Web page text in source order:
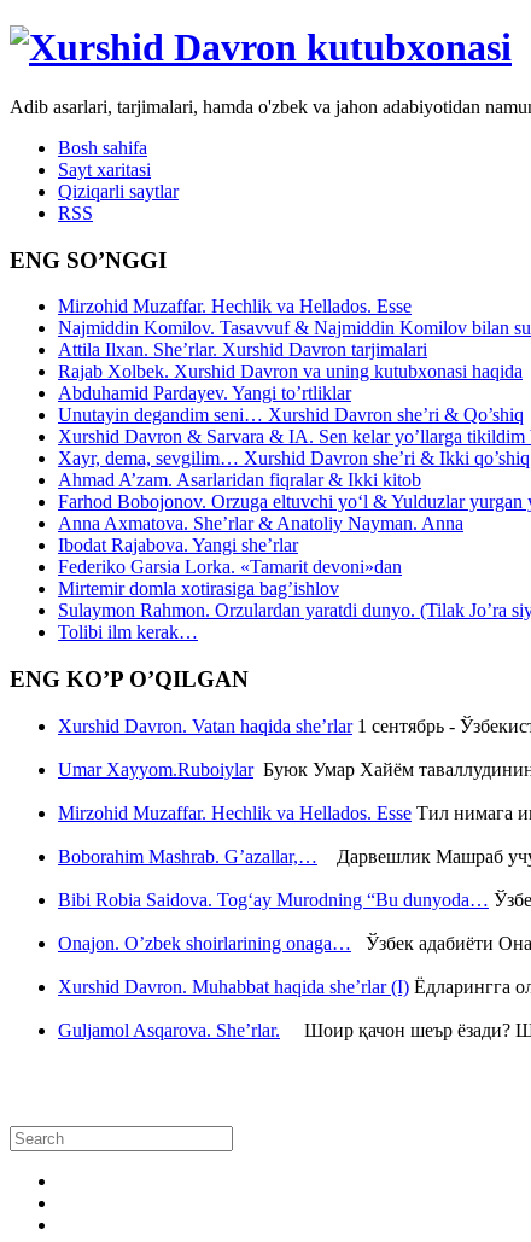
Adib asarlari, tarjimalari, hamda o'zbek va jahon adabiyotidan
Bosh sahifa
Sayt xaritasi
Qiziqarli saytlar
RSS
ENG SO’NGGI
Mirzohid Muzaffar. Hechlik va Hellados. Esse
Najmiddin Komilov. Tasavvuf & Najmiddin Komilov bilan
Attila Ilxan. She’rlar. Xurshid Davron tarjimalari
Rajab Xolbek. Xurshid Davron va uning kutubxonasi haqida
Abduhamid Pardayev. Yangi to’rtliklar
Unutayin degandim seni… Xurshid Davron she’ri & Qo’shiq
Xurshid Davron & Sarvara & IA. Sen kelar yo’llarga
Xayr, dema, sevgilim… Xurshid Davron she’ri & Ikki qo’shiq
Ahmad A’zam. Asarlaridan fiqralar & Ikki kitob
Farhod Bobojonov. Orzuga eltuvchi yo‘l & Yulduzlar yurgan
Anna Axmatova. She’rlar & Anatoliy Nayman. Anna
Ibodat Rajabova. Yangi she’rlar
Federiko Garsia Lorka. «Tamarit devoni»dan
Mirtemir domla xotirasiga bag’ishlov
Sulaymon Rahmon. Orzulardan yaratdi dunyo. (Tilak Jo’ra
Tolibi ilm kerak…
ENG KO’P O’QILGAN
Xurshid Davron. Vatan haqida she’rlar1 сентябрь -
Umar Xayyom.RuboiylarБуюк Умар Хайём
Mirzohid Muzaffar. Hechlik va Hellados. Esse Тил нимага
Boborahim Mashrab. G’azallar,… Дарвешлик Машраб
Bibi Robia Saidova. Tog‘ay Murodning “Bu dunyoda…
Onajon. O’zbek shoirlarining onaga… Ўзбек адабиёти
Xurshid Davron. Muhabbat haqida she’rlar (I) Ёдларингга
Guljamol Asqarova. She’rlar. Шоир қачон шеър ёзади?